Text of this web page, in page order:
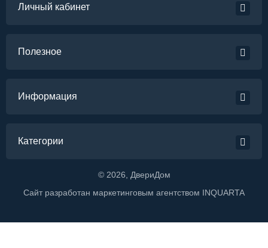
Личный кабинет
Полезное
Информация
Категории
© 2026 , ДвериДом
Сайт разработан маркетинговым агентством INQUARTA